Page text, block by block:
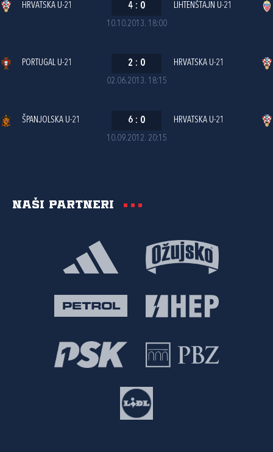
10.10.2013. 18:00
HRVATSKA U-21 4 : 0 LIHTENŠTAJN U-21
02.06.2013. 18:15
PORTUGAL U-21 2 : 0 HRVATSKA U-21
10.09.2012. 20:15
ŠPANJOLSKA U-21 6 : 0 HRVATSKA U-21
Naši partneri